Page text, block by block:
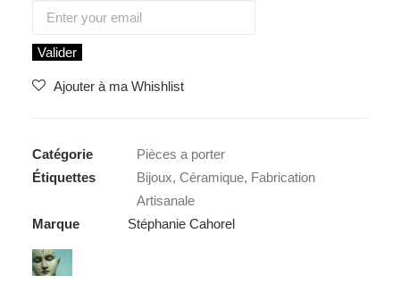
Valider
Ajouter à ma Whishlist
Catégorie
Pièces a porter
Étiquettes
Bijoux, Céramique, Fabrication
Artisanale
Marque
Stéphanie Cahorel